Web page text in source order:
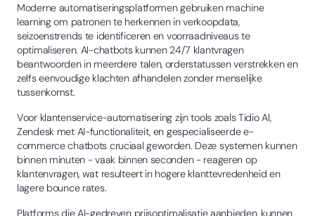
Moderne automatiseringsplatformen gebruiken machine
learning om patronen te herkennen in verkoopdata,
seizoenstrends te identificeren en voorraadniveaus te
optimaliseren. AI-chatbots kunnen 24/7 klantvragen
beantwoorden in meerdere talen, orderstatussen verstrekken en
zelfs eenvoudige klachten afhandelen zonder menselijke
tussenkomst.
Voor klantenservice-automatisering zijn tools zoals Tidio AI,
Zendesk met AI-functionaliteit, en gespecialiseerde e-
commerce chatbots cruciaal geworden. Deze systemen kunnen
binnen minuten - vaak binnen seconden - reageren op
klantenvragen, wat resulteert in hogere klanttevredenheid en
lagere bounce rates.
Platforms die AI-gedreven prijsoptimalisatie aanbieden, kunnen